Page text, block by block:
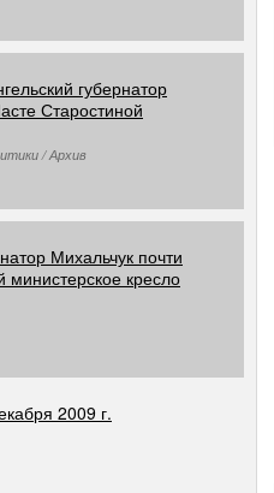
губернатор
Старостиной
/ Архив
Михальчук почти
министерское кресло
2009 г.